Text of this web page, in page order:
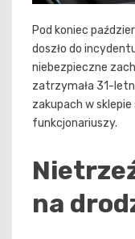
Pod koniec
doszło do
niebezpieczne
zatrzymała 31-
zakupach w
funkcjonariuszy.
na